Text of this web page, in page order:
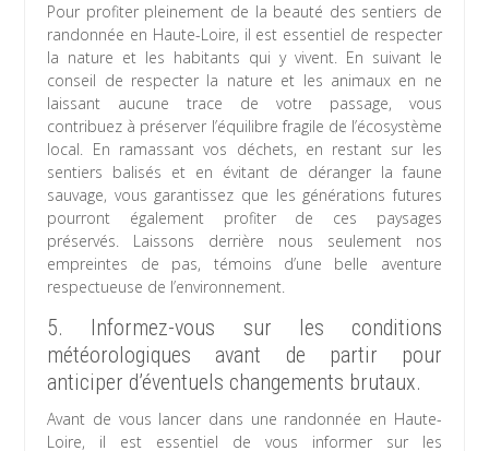
Pour profiter pleinement de la beauté des sentiers de
randonnée en Haute-Loire, il est essentiel de respecter
la nature et les habitants qui y vivent. En suivant le
conseil de respecter la nature et les animaux en ne
laissant aucune trace de votre passage, vous
contribuez à préserver l’équilibre fragile de l’écosystème
local. En ramassant vos déchets, en restant sur les
sentiers balisés et en évitant de déranger la faune
sauvage, vous garantissez que les générations futures
pourront également profiter de ces paysages
préservés. Laissons derrière nous seulement nos
empreintes de pas, témoins d’une belle aventure
respectueuse de l’environnement.
5. Informez-vous sur les conditions
météorologiques avant de partir pour
anticiper d’éventuels changements brutaux.
Avant de vous lancer dans une randonnée en Haute-
Loire, il est essentiel de vous informer sur les